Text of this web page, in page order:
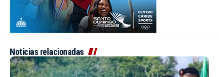
Noticias relacionadas